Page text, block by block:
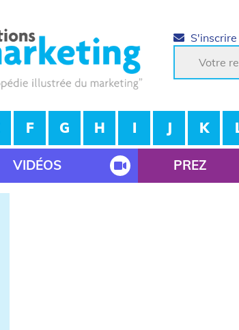
F G H I J K
VIDÉOS PREZ